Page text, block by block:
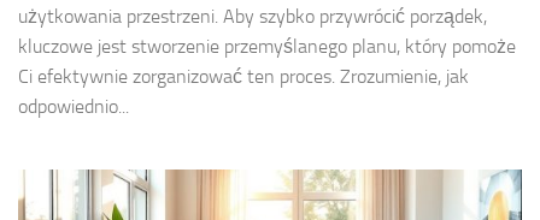
użytkowania przestrzeni. Aby szybko przywrócić porządek,
kluczowe jest stworzenie przemyślanego planu, który pomoże
Ci efektywnie zorganizować ten proces. Zrozumienie, jak
odpowiednio...